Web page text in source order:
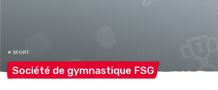
# SPORT
Société de gymnastique FSG